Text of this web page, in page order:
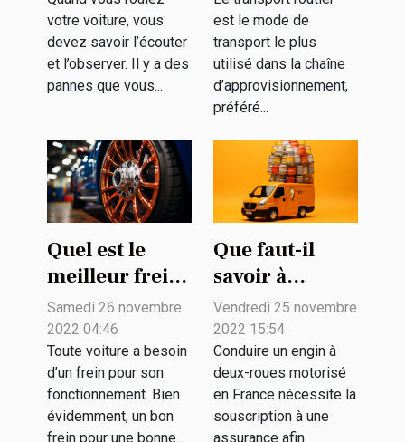
faut-il savoir ?
votre voiture, vous
devez savoir l’écouter
et l’observer. Il y a des
pannes que vous...
?
est le mode de
transport le plus
utilisé dans la chaîne
d’approvisionnement,
préféré...
Quel est le
meilleur frein
pour votre
voiture ?
Samedi 26 novembre
2022 04:46
Toute voiture a besoin
d’un frein pour son
fonctionnement. Bien
évidemment, un bon
frein pour une bonne...
Que faut-il
savoir à
propos de
l’assurance
jeune
conducteur A2
?
Vendredi 25 novembre
2022 15:54
Conduire un engin à
deux-roues motorisé
en France nécessite la
souscription à une
assurance afin